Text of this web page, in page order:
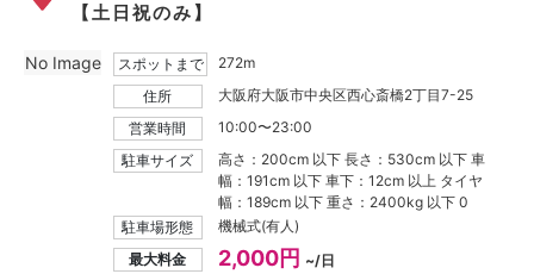
【土日祝のみ】
スポットまで
272m
住所
大阪府大阪市中央区西心斎橋2丁目7-25
営業時間
10:00〜23:00
駐車サイズ
高さ：200cm 以下 長さ：530cm 以下 車
幅：191cm 以下 車下：12cm 以上 タイヤ
幅：189cm 以下 重さ：2400kg 以下 0
駐車場形態
機械式(有人)
最大料金
2,000円 ~/日
No Image